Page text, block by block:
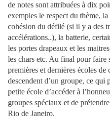
de notes sont attribuées à dix
exemples le respect du thème,
cohésion du défilé (si il y a des
accélérations..), la batterie,
les portes drapeaux et les
les chars etc. Au final pour faire
premières et dernières écoles
descendent d’un groupe, ce qui
petite école d’accéder à
groupes spéciaux et de
Rio de Janeiro.